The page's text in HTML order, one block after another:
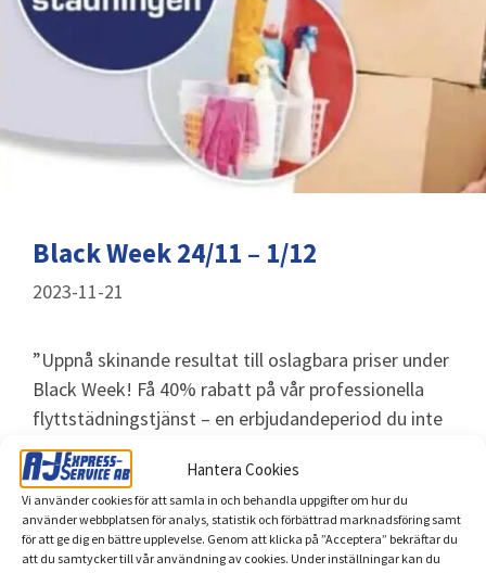
Hantera Cookies
Vi använder cookies för att samla in och behandla uppgifter om hur du
använder webbplatsen för analys, statistik och förbättrad marknadsföring samt
för att ge dig en bättre upplevelse. Genom att klicka på ”Acceptera” bekräftar du
att du samtycker till vår användning av cookies. Under inställningar kan du
Black Week 24/11 – 1/12
2023-11-21
”Uppnå skinande resultat till oslagbara priser under
Black Week! Få 40% rabatt på vår professionella
flyttstädningstjänst – en erbjudandeperiod du inte
vill missa. Boka nu för att säkra en noggrann och
pålitligflyttstädningtill ett …